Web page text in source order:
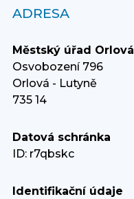
ADRESA
Městský úřad Orlová
Osvobození 796
Orlová - Lutyně
735 14
Datová schránka
ID: r7qbskc
Identifikační údaje